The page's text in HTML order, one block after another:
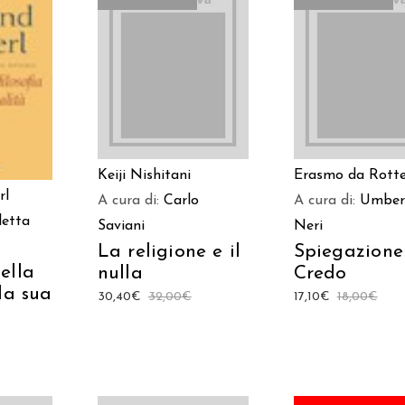
sua
Keiji Nishitani
A cura di: Carlo
Saviani
La religione e il
nulla
32,00€
30,40€
Erasmo da
A cura di:
Neri
Credo
18,00€
17,10€